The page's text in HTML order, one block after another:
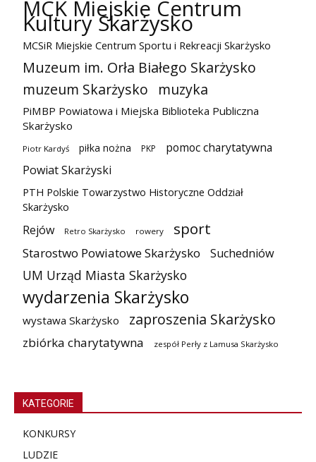
MCK Miejskie Centrum
Kultury Skarżysko
MCSiR Miejskie Centrum Sportu i Rekreacji Skarżysko
Muzeum im. Orła Białego Skarżysko
muzeum Skarżysko
muzyka
PiMBP Powiatowa i Miejska Biblioteka Publiczna
Skarżysko
Piotr Kardyś piłka nożna PKP
pomoc charytatywna
Powiat Skarżyski
PTH Polskie Towarzystwo Historyczne Oddział
Skarżysko
Rejów Retro Skarżysko rowery sport
Starostwo Powiatowe Skarżysko Suchedniów
UM Urząd Miasta Skarżysko
wydarzenia Skarżysko
wystawa Skarżysko zaproszenia Skarżysko
zbiórka charytatywna zespół Perły z Lamusa Skarżysko
KATEGORIE
KONKURSY
LUDZIE